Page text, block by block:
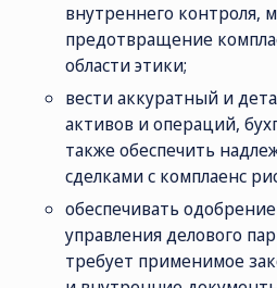
внутреннего контроля,
предотвращение
области этики;
вести аккуратный и
активов и операций,
также обеспечить
сделками с комплаенс
обеспечивать
управления делового
требует применимое